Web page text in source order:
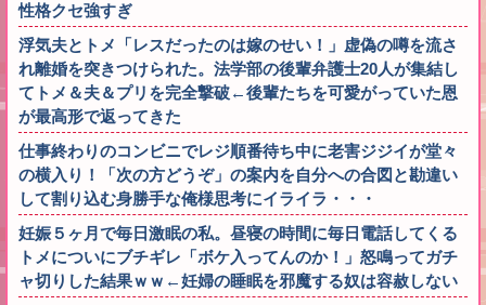
性格クセ強すぎ
浮気夫とトメ「レスだったのは嫁のせい！」虚偽の噂を流さ
れ離婚を突きつけられた。法学部の後輩弁護士20人が集結し
てトメ＆夫＆プリを完全撃破←後輩たちを可愛がっていた恩
が最高形で返ってきた
仕事終わりのコンビニでレジ順番待ち中に老害ジジイが堂々
の横入り！「次の方どうぞ」の案内を自分への合図と勘違い
して割り込む身勝手な俺様思考にイライラ・・・
妊娠５ヶ月で毎日激眠の私。昼寝の時間に毎日電話してくる
トメについにブチギレ「ボケ入ってんのか！」怒鳴ってガチ
ャ切りした結果ｗｗ←妊婦の睡眠を邪魔する奴は容赦しない